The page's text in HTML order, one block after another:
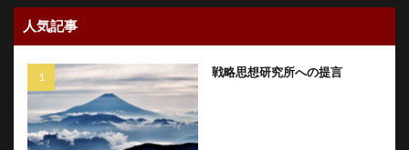
人気記事
戦略思想研究所への提言